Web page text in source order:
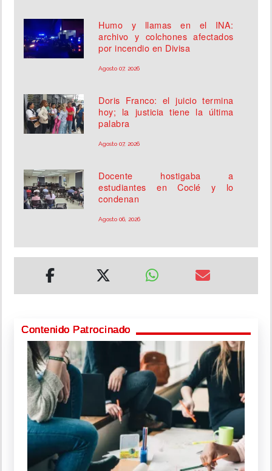
Humo y llamas en el INA:
archivo y colchones afectados
por incendio en Divisa
Agosto 07, 2026
Doris Franco: el juicio termina
hoy; la justicia tiene la última
palabra
Agosto 07, 2026
Docente hostigaba a
estudiantes en Coclé y lo
condenan
Agosto 06, 2026
Contenido Patrocinado